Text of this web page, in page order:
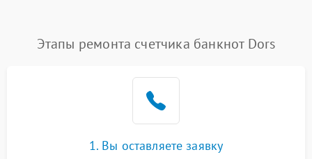
Этапы ремонта счетчика банкнот Dors
1. Вы оставляете заявку